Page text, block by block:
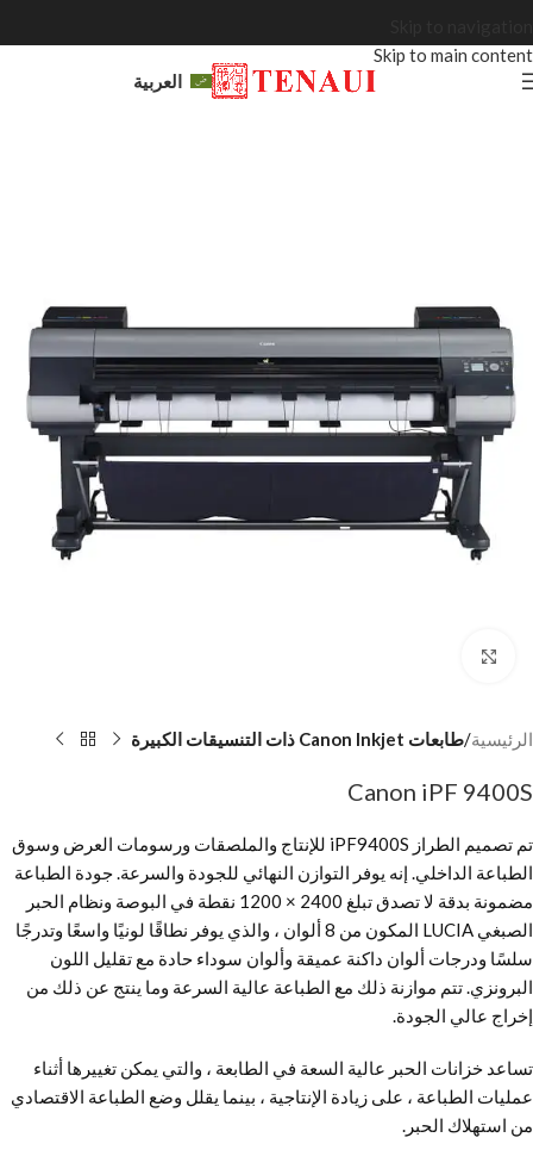
Skip to main content
العربية
الرئيسية طابعات Canon Inkjet ذات التنسيقات الكبيرة
Canon iPF 9400S
تم تصميم الطراز iPF9400S للإنتاج والملصقات ورسومات العرض وسوق
الطباعة الداخلي. إنه يوفر التوازن النهائي للجودة والسرعة. جودة الطباعة
مضمونة بدقة لا تصدق تبلغ 2400 × 1200 نقطة في البوصة ونظام الحبر
الصبغي LUCIA المكون من 8 ألوان ، والذي يوفر نطاقًا لونيًا واسعًا وتدرجًا
سلسًا ودرجات ألوان داكنة عميقة وألوان سوداء حادة مع تقليل اللون
البرونزي. تتم موازنة ذلك مع الطباعة عالية السرعة وما ينتج عن ذلك من
إخراج عالي الجودة.
تساعد خزانات الحبر عالية السعة في الطابعة ، والتي يمكن تغييرها أثناء
عمليات الطباعة ، على زيادة الإنتاجية ، بينما يقلل وضع الطباعة الاقتصادي
من استهلاك الحبر.